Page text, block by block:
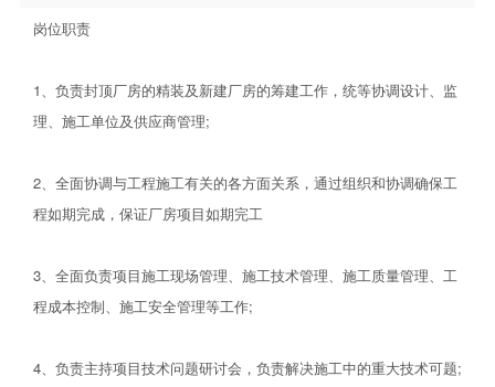
岗位职责
1、负责封顶厂房的精装及新建厂房的筹建工作，统等协调设计、监
理、施工单位及供应商管理;
2、全面协调与工程施工有关的各方面关系，通过组织和协调确保工
程如期完成，保证厂房项目如期完工
3、全面负责项目施工现场管理、施工技术管理、施工质量管理、工
程成本控制、施工安全管理等工作;
4、负责主持项目技术问题研讨会，负责解决施工中的重大技术可题;